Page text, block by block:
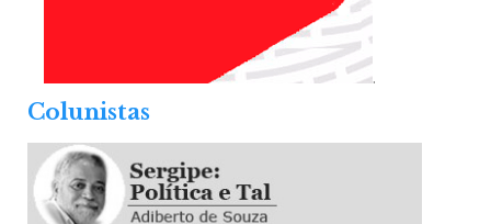
.
Colunistas